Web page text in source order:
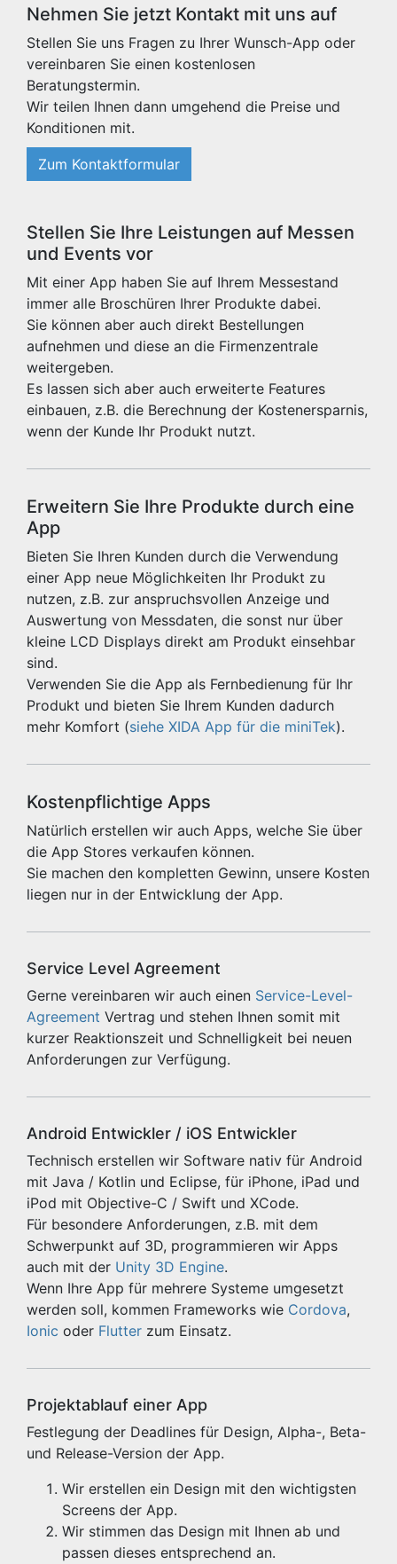
Nehmen Sie jetzt Kontakt mit uns auf
Stellen Sie uns Fragen zu Ihrer Wunsch-App oder
vereinbaren Sie einen kostenlosen
Beratungstermin.
Wir teilen Ihnen dann umgehend die Preise und
Konditionen mit.
Zum Kontaktformular
Stellen Sie Ihre Leistungen auf Messen
und Events vor
Mit einer App haben Sie auf Ihrem Messestand
immer alle Broschüren Ihrer Produkte dabei.
Sie können aber auch direkt Bestellungen
aufnehmen und diese an die Firmenzentrale
weitergeben.
Es lassen sich aber auch erweiterte Features
einbauen, z.B. die Berechnung der Kostenersparnis,
wenn der Kunde Ihr Produkt nutzt.
Erweitern Sie Ihre Produkte durch eine
App
Bieten Sie Ihren Kunden durch die Verwendung
einer App neue Möglichkeiten Ihr Produkt zu
nutzen, z.B. zur anspruchsvollen Anzeige und
Auswertung von Messdaten, die sonst nur über
kleine LCD Displays direkt am Produkt einsehbar
sind.
Verwenden Sie die App als Fernbedienung für Ihr
Produkt und bieten Sie Ihrem Kunden dadurch
mehr Komfort (siehe XIDA App für die miniTek).
Kostenpflichtige Apps
Natürlich erstellen wir auch Apps, welche Sie über
die App Stores verkaufen können.
Sie machen den kompletten Gewinn, unsere Kosten
liegen nur in der Entwicklung der App.
Service Level Agreement
Gerne vereinbaren wir auch einen Service-Level-
Agreement Vertrag und stehen Ihnen somit mit
kurzer Reaktionszeit und Schnelligkeit bei neuen
Anforderungen zur Verfügung.
Android Entwickler / iOS Entwickler
Technisch erstellen wir Software nativ für Android
mit Java / Kotlin und Eclipse, für iPhone, iPad und
iPod mit Objective-C / Swift und XCode.
Für besondere Anforderungen, z.B. mit dem
Schwerpunkt auf 3D, programmieren wir Apps
auch mit der Unity 3D Engine.
Wenn Ihre App für mehrere Systeme umgesetzt
werden soll, kommen Frameworks wie Cordova,
Ionic oder Flutter zum Einsatz.
Projektablauf einer App
Festlegung der Deadlines für Design, Alpha-, Beta-
und Release-Version der App.
Wir erstellen ein Design mit den wichtigsten
Screens der App.
Wir stimmen das Design mit Ihnen ab und
passen dieses entsprechend an.